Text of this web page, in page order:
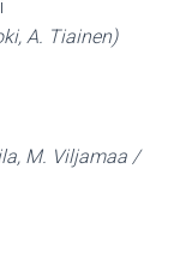
A. Tiainen)
M. Viljamaa /